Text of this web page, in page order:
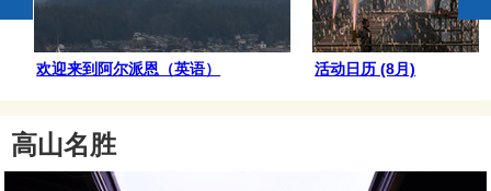
欢迎来到阿尔派恩（英语） 活动日历 (8月)
高山名胜